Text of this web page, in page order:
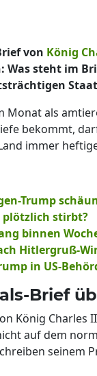
von König
steht im
Monat als
bekommt,
immer
Trump
plötzlich stirbt?
binnen
Hitlergruß-
in US-
Brief
König Charles
auf dem
seinem